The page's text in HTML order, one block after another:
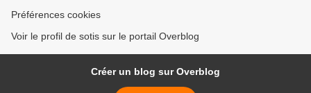
Préférences cookies
Voir le profil de sotis sur le portail Overblog
Créer un blog sur Overblog